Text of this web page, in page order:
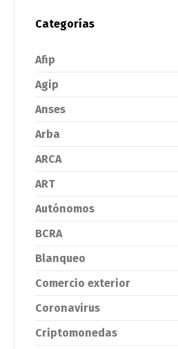
Categorías
Afip
Agip
Anses
Arba
ARCA
ART
Autónomos
BCRA
Blanqueo
Comercio exterior
Coronavirus
Criptomonedas